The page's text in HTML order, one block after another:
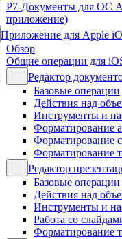
Р7-Документы для ОС
приложение)
Приложение для Apple
Обзор
Общие операции для
Редактор
Базовые операции
Действия над
Инструменты и
Форматирование
Форматирование
Форматирование
Редактор
Базовые операции
Действия над
Инструменты и
Работа со
Форматирование